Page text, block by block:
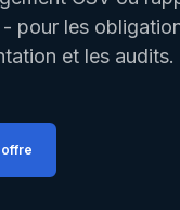
- pour les
et les audits.